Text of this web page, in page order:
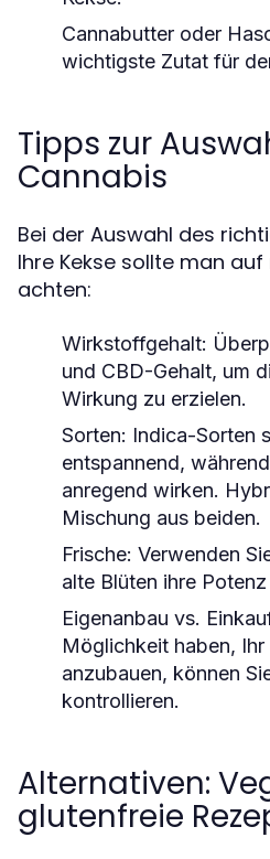
Cannabutter oder
wichtigste Zutat für
Tipps zur
Cannabis
Bei der Auswahl des
Ihre Kekse sollte man
achten:
Wirkstoffgehalt:
und CBD-Gehalt, um
Wirkung zu erzielen.
Sorten: Indica-Sorten
entspannend,
anregend wirken.
Mischung aus beiden.
Frische: Verwenden
alte Blüten ihre
Eigenanbau vs.
Möglichkeit haben,
anzubauen, können
kontrollieren.
Alternativen:
glutenfreie